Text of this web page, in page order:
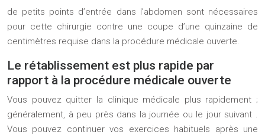
de petits points d’entrée dans l’abdomen sont nécessaires
pour cette chirurgie contre une coupe d’une quinzaine de
centimètres requise dans la procédure médicale ouverte.
Le rétablissement est plus rapide par
rapport à la procédure médicale ouverte
Vous pouvez quitter la clinique médicale plus rapidement ;
généralement, à peu près dans la journée ou le jour suivant .
Vous pouvez continuer vos exercices habituels après une